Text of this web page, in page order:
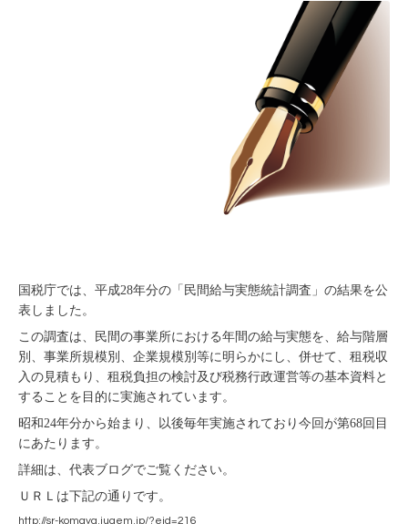
国税庁では、平成28年分の「民間給与実態統計調査」の結果を公
表しました。
この調査は、民間の事業所における年間の給与実態を、給与階層
別、事業所規模別、企業規模別等に明らかにし、併せて、租税収
入の見積もり、租税負担の検討及び税務行政運営等の基本資料と
することを目的に実施されています。
昭和24年分から始まり、以後毎年実施されており今回が第68回目
にあたります。
詳細は、代表ブログでご覧ください。
ＵＲＬは下記の通りです。
http://sr-komaya.jugem.jp/?eid=216